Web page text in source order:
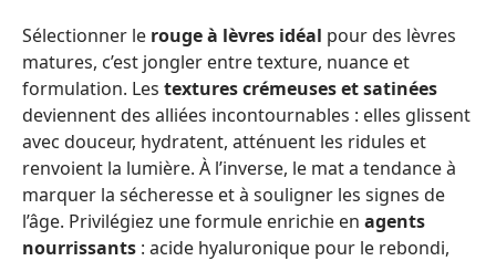
Sélectionner le rouge à lèvres idéal pour des lèvres
matures, c’est jongler entre texture, nuance et
formulation. Les textures crémeuses et satinées
deviennent des alliées incontournables : elles glissent
avec douceur, hydratent, atténuent les ridules et
renvoient la lumière. À l’inverse, le mat a tendance à
marquer la sécheresse et à souligner les signes de
l’âge. Privilégiez une formule enrichie en agents
nourrissants : acide hyaluronique pour le rebondi,